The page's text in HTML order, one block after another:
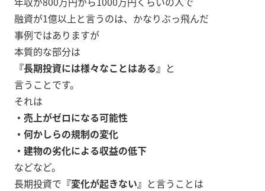
融資が1億以上と言うのは、かなりぶっ飛んだ
事例ではありますが
本質的な部分は
『長期投資には様々なことはある』 と
言うことです。
それは
・売上がゼロになる可能性
・何かしらの規制の変化
・建物の劣化による収益の低下
などなど。
長期投資で 『変化が起きない』 と言うことは